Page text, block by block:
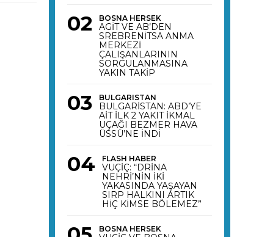
BOSNA HERSEK
AGİT VE AB’DEN
SREBRENİTSA ANMA
MERKEZİ
ÇALIŞANLARININ
SORGULANMASINA
YAKIN TAKİP
BULGARISTAN
BULGARİSTAN: ABD’YE
AİT İLK 2 YAKIT İKMAL
UÇAĞI BEZMER HAVA
ÜSSÜ’NE İNDİ
FLASH HABER
VUÇİÇ: “DRİNA
NEHRİ’NİN İKİ
YAKASINDA YAŞAYAN
SIRP HALKINI ARTIK
HİÇ KİMSE BÖLEMEZ”
BOSNA HERSEK